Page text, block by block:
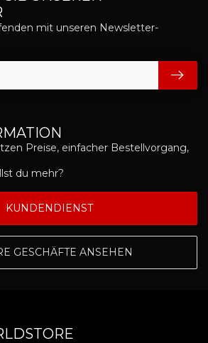
Preise, einfacher Bestellvorgang,
du mehr?
KUNDENDIENST
GESCHÄFTE ANSEHEN
mit unseren Newsletter-